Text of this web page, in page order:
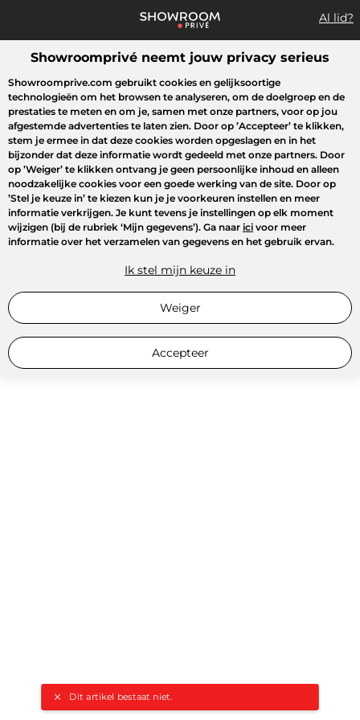
Al lid?
Wat zoek je?
Dit artikel bestaat niet.
Overzicht sales Sport Fashion Kids Beauty
Showroomprivé neemt jouw privacy serieus
Showroomprive.com gebruikt cookies en gelijksoortige
technologieën om het browsen te analyseren, om de doelgroep en de
prestaties te meten en om je, samen met onze partners, voor op jou
afgestemde advertenties te laten zien. Door op ’Accepteer’ te klikken,
stem je ermee in dat deze cookies worden opgeslagen en in het
bijzonder dat deze informatie wordt gedeeld met onze partners. Door
op ’Weiger’ te klikken ontvang je geen persoonlijke inhoud en alleen
noodzakelijke cookies voor een goede werking van de site. Door op
’Stel je keuze in’ te kiezen kun je je voorkeuren instellen en meer
informatie verkrijgen. Je kunt tevens je instellingen op elk moment
wijzigen (bij de rubriek ‘Mijn gegevens’). Ga naar ici voor meer
informatie over het verzamelen van gegevens en het gebruik ervan.
Ik stel mijn keuze in
Weiger
Accepteer